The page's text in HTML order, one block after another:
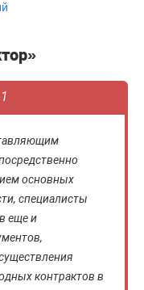
основных
специалисты
еще и
контрактов в